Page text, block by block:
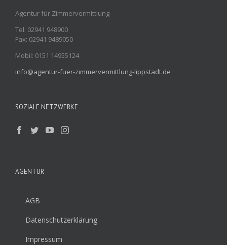
Agentur für Zimmervermittlung
Tel: 02941 948900
Fax: 02941 9489050
Mobil: 0151 14955124
info@agentur-fuer-zimmervermittlung-lippstadt.de
SOZIALE NETZWERKE
AGENTUR
AGB
Datenschutzerklärung
Impressum